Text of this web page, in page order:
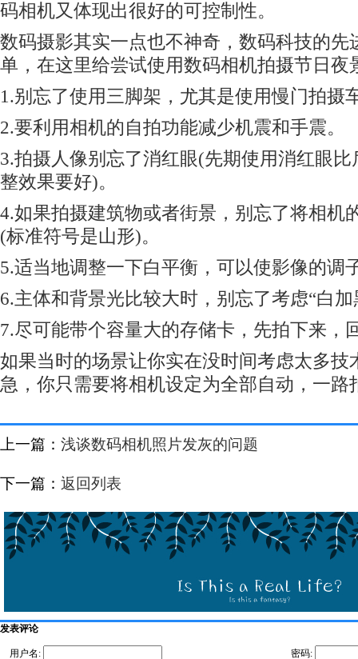
码相机又体现出很好的可控制性。
数码摄影其实一点也不神奇， 数码科技的先
单，在这里给尝试使用数码相机拍摄节日夜
1.别忘了使用三脚架，尤其是使用慢门拍摄
2.要利用相机的自拍功能减少机震和手震。
3.拍摄人像别忘了消红眼(先期使用消红眼
整效果要好)。
4.如果拍摄建筑物或者街景，别忘了将相机
(标准符号是山形)。
5.适当地调整一下白平衡，可以使影像的调
6.主体和背景光比较大时，别忘了考虑“白
7.尽可能带个容量大的存储卡，先拍下来，
如果当时的场景让你实在没时间考虑太多技
急，你只需要将相机设定为全部自动，一路
上一篇： 浅谈数码相机照片发灰的问题
下一篇： 返回列表
发表评论
用户名:
密码: